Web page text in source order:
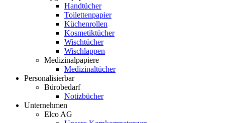
Handtücher
Toilettenpapier
Küchenrollen
Kosmetiktücher
Wischtücher
Wischlappen
Medizinalpapiere
Medizinaltücher
Personalisierbar
Bürobedarf
Notizbücher
Unternehmen
Elco AG